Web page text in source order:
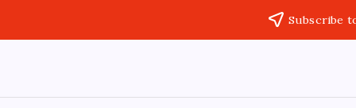
Subscribe